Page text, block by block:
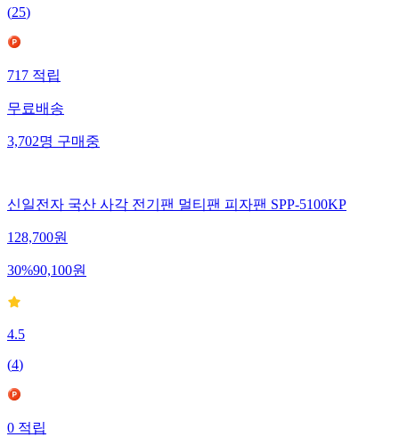
(25)
717적립
무료배송
3,702명구매중
신일전자 국산 사각 전기팬 멀티팬 피자팬 SPP-5100KP
128,700원
30%90,100원
4.5
(4)